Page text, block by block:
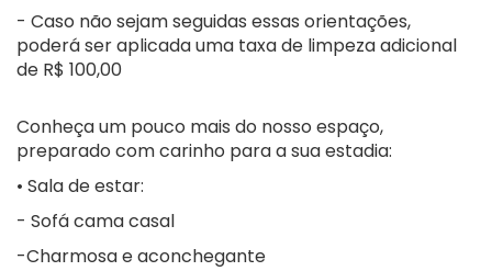
- Caso não sejam seguidas essas orientações,
poderá ser aplicada uma taxa de limpeza adicional
de R$ 100,00
Conheça um pouco mais do nosso espaço,
preparado com carinho para a sua estadia:
• Sala de estar:
- Sofá cama casal
-Charmosa e aconchegante